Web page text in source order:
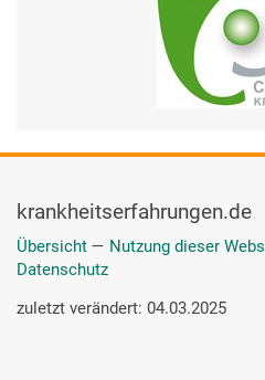
krankheitserfahrungen.de
Übersicht — Nutzung dieser
Datenschutz
zuletzt verändert: 04.03.2025